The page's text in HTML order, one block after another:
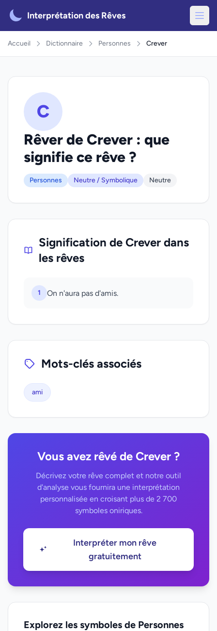
Interprétation des Rêves
Accueil Dictionnaire Personnes Crever
C
Rêver de Crever : que
signifie ce rêve ?
Personnes Neutre / Symbolique Neutre
Signification de Crever dans
les rêves
1 On n'aura pas d'amis.
Mots-clés associés
ami
Vous avez rêvé de Crever ?
Décrivez votre rêve complet et notre outil
d'analyse vous fournira une interprétation
personnalisée en croisant plus de 2 700
symboles oniriques.
Interpréter mon rêve
gratuitement
Explorez les symboles de Personnes